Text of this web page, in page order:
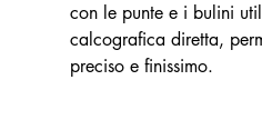
con le punte e i bulini
calcografica diretta,
preciso e finissimo.